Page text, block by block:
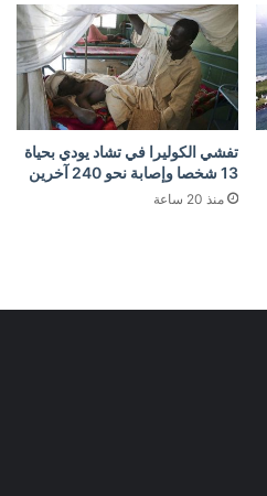
تفشي الكوليرا في تشاد يودي بحياة
13 شخصا وإصابة نحو 240 آخرين
منذ 20 ساعة